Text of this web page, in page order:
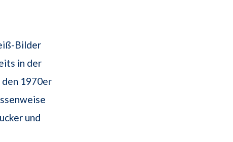
Bilder
in der
1970er
und